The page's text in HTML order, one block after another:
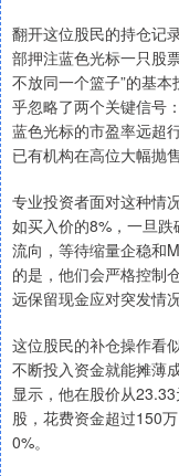
翻开这位股民的持仓记
部押注蓝色光标一只股
不放同一个篮子”的基
乎忽略了两个关键信号
蓝色光标的市盈率远超
已有机构在高位大幅抛
专业投资者面对这种情
如买入价的8%，一旦
流向，等待缩量企稳和
的是，他们会严格控制
远保留现金应对突发情况
这位股民的补仓操作看
不断投入资金就能摊薄
显示，他在股价从
股，花费资金超过150
0%。